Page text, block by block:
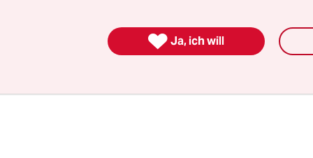
 Ja, ich will